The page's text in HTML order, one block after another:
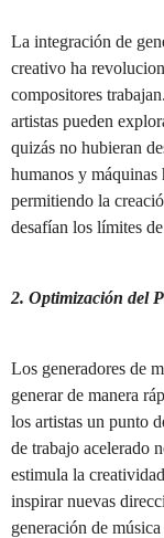
La integración de
creativo ha
compositores
artistas pueden
quizás no hubieran
humanos y
permitiendo la
desafían los límites
2. Optimización del
Los generadores de
generar de manera
los artistas un punto
de trabajo acelerado
estimula la
inspirar nuevas
generación de